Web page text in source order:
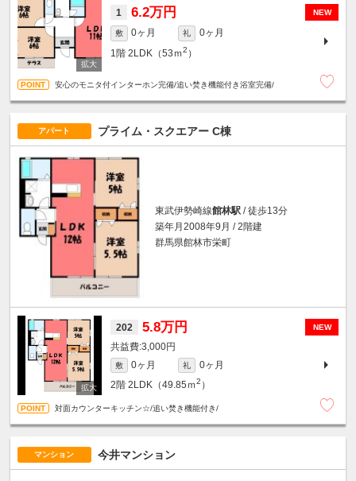
NEW
1 6.2万円
敷 0ヶ月 礼
0ヶ月
1階 2LDK（53ｍ2 ）
安心のモニタ付インターホン完備/追い焚き機能付き浴室完備/
アパート プライム・スクエアー C棟
東武伊勢崎線館林駅 / 徒歩13分
築年月2008年9月 / 2階建
群馬県館林市栄町
NEW
202 5.8万円
3,000円
敷 0ヶ月 礼
0ヶ月
2階 2LDK（49.85ｍ2 ）
対面カウンターキッチン☆/追い焚き機能付き/
マンション 今井マンション